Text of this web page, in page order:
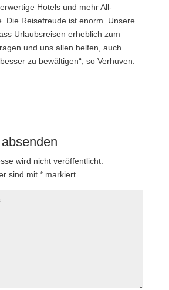
Hotels und mehr All-
Die Reisefreude ist enorm. Unsere
Urlaubsreisen erheblich zum
und uns allen helfen, auch
zu bewältigen“, so Verhuven.
wird nicht veröffentlicht.
sind mit *markiert